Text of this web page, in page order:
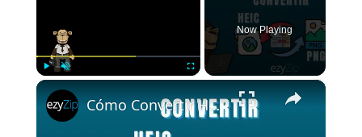
Now Playing
×
Cómo Convertir HEIC a PNG en Línea (Guía Sencilla)